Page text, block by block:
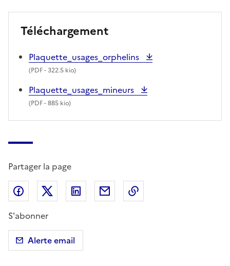
Téléchargement
Plaquette_usages_orphelins
(PDF- 322.5 kio)
Plaquette_usages_mineurs
(PDF- 885 kio)
Partager la page
Partager sur Facebook
Partager sur X (anciennement Twitter)
Partager sur LinkedIn
Partager par email
S'abonner
Alerte email